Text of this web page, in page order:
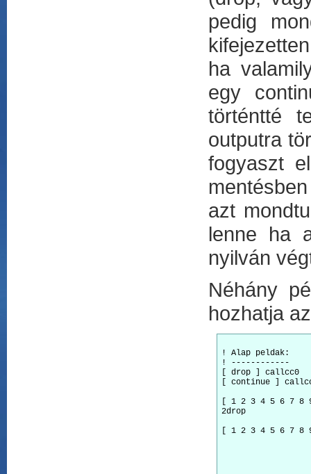
pedig
ha
egy
történtté
outputra
fogyaszt
azt
lenne ha
nyilván
Néhány
hozhatja
! Alap peldak:
! ------------
[ drop ] callcc0
[ continue ]
[ 1 2 3 4 5 6 7
2drop
[ 1 2 3 4 5 6 7